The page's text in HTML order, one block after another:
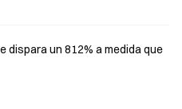
dispara un 812% a medida que